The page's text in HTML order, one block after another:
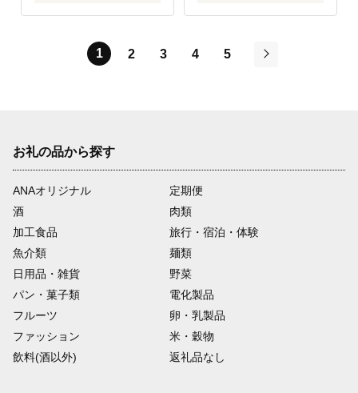
1 2 3 4
5
お礼の品から探す
ANAオリジナル
定期便
酒
肉類
加工食品
旅行・宿泊・体験
魚介類
麺類
日用品・雑貨
野菜
パン・菓子類
電化製品
フルーツ
卵・乳製品
ファッション
米・穀物
飲料(酒以外)
返礼品なし